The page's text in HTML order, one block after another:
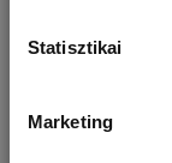
Statisztikai
Marketing
VÁRANDÓS